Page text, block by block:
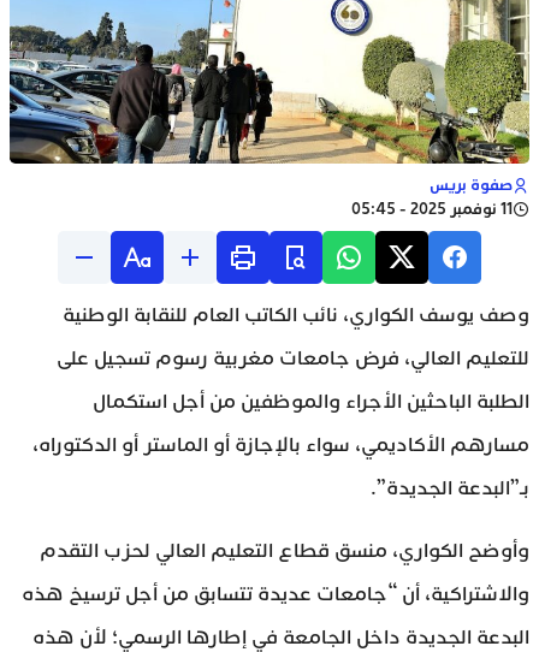
صفوة بريس
11 نوفمبر 2025 - 05:45
وصف يوسف الكواري، نائب الكاتب العام للنقابة الوطنية
للتعليم العالي، فرض جامعات مغربية رسوم تسجيل على
الطلبة الباحثين الأجراء والموظفين من أجل استكمال
مسارهم الأكاديمي، سواء بالإجازة أو الماستر أو الدكتوراه،
بـ”البدعة الجديدة”.
وأوضح الكواري، منسق قطاع التعليم العالي لحزب التقدم
والاشتراكية، أن “جامعات عديدة تتسابق من أجل ترسيخ هذه
البدعة الجديدة داخل الجامعة في إطارها الرسمي؛ لأن هذه